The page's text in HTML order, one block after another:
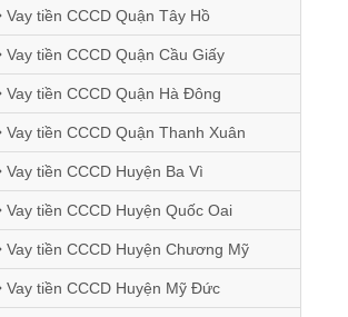
Vay tiền CCCD Quận Tây Hồ
Vay tiền CCCD Quận Cầu Giấy
Vay tiền CCCD Quận Hà Đông
Vay tiền CCCD Quận Thanh Xuân
Vay tiền CCCD Huyện Ba Vì
Vay tiền CCCD Huyện Quốc Oai
Vay tiền CCCD Huyện Chương Mỹ
Vay tiền CCCD Huyện Mỹ Đức